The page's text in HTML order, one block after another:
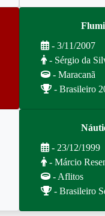
- 3/11/2007
- Sérgio da
- Maracanã
- Brasileiro
- 23/12/1999
- Márcio
- Aflitos
- Brasileiro